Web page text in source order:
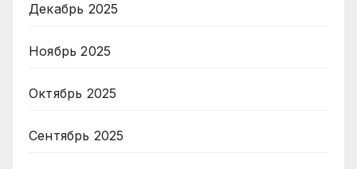
Декабрь 2025
Ноябрь 2025
Октябрь 2025
Сентябрь 2025